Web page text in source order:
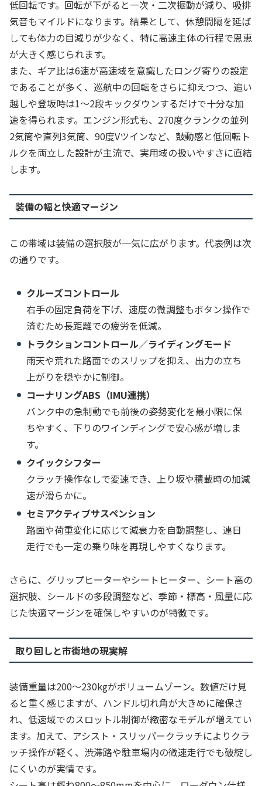
低回転です。回転が下がると一次・二次振動が減り、吸排
気音もマイルドになります。結果として、休憩間隔を延ば
しても体力の目減りが少なく、特に高速主体の行程で恩恵
が大きく感じられます。
また、ギア比は6速が高速域を意識したロング寄りの設定
であることが多く、巡航中の回転をさらに抑えつつ、追い
越しや登坂時は1〜2段キックダウンするだけで十分な加
速を得られます。エンジン形式も、270度クランクの並列
2気筒や直列3気筒、90度Vツインなど、鼓動感と低回転ト
ルクを両立した設計が主流で、実用域の扱いやすさに直結
します。
装備の幅と快適マージン
この帯域は装備の選択肢が一気に広がります。代表例は次
の通りです。
クルーズコントロール
右手の固定負荷を下げ、速度の微調整もボタン操作で
済むため長距離での疲労を低減。
トラクションコントロール／ライディングモード
雨天や荒れた路面でのスリップを抑え、出力の立ち
上がりを穏やかに制御。
コーナリングABS（IMU連携）
バンク中の急制動でも前後の姿勢変化を最小限に保
ちやすく、下りのワインディングで安心感が増しま
す。
クイックシフター
クラッチ操作なしで変速でき、上り坂や積載時の加減
速が滑らかに。
セミアクティブサスペンション
路面や荷重変化に応じて減衰力を自動調整し、連日
走行でも一定の乗り味を再現しやすくなります。
さらに、グリップヒーターやシートヒーター、シート高の
選択肢、シールドの多段調整など、季節・標高・風量に応
じた快適マージンを確保しやすいのが特徴です。
取り回しと市街地の現実解
装備重量は200〜230kgがボリュームゾーン。数値だけ見
ると重く感じますが、ハンドル切れ角が大きめに確保さ
れ、低速域でのスロットル制御が緻密なモデルが増えてい
ます。加えて、アシスト・スリッパークラッチによりクラ
ッチ操作が軽く、渋滞路や駐車場内の微速走行でも破綻し
にくいのが実情です。